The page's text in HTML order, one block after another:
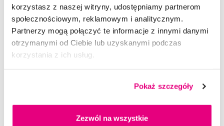
korzystasz z naszej witryny, udostępniamy partnerom
społecznościowym, reklamowym i analitycznym.
Partnerzy mogą połączyć te informacje z innymi danymi
otrzymanymi od Ciebie lub uzyskanymi podczas
korzystania z ich usług.
Pokaż szczegóły
Zezwól na wszystkie